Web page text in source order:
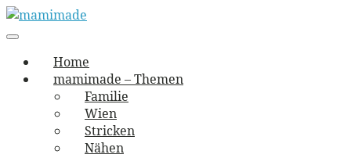
Skip
to
mamimade
vernäht und zugetextet
navigation
Menu
Home
mamimade – Themen
Familie
Wien
Stricken
Nähen